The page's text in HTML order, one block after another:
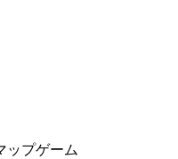
ップゲーム